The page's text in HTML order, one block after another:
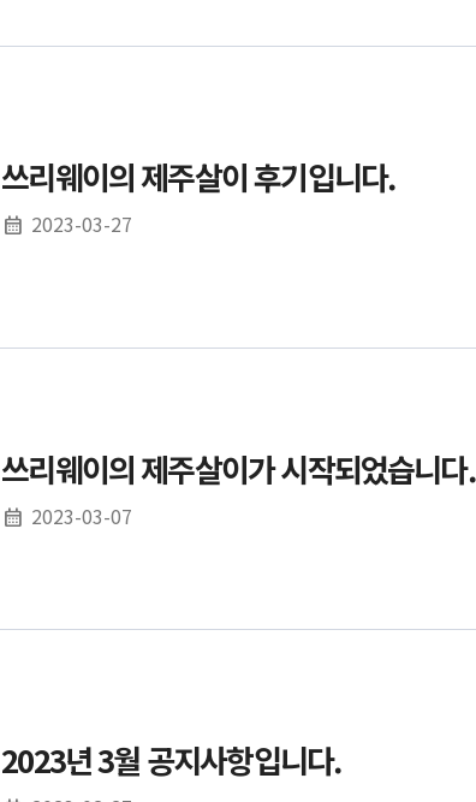
쓰리웨이의 제주살이 후기입니다.
2023-03-27
쓰리웨이의 제주살이가 시작되었습니다.
2023-03-07
2023년 3월 공지사항입니다.